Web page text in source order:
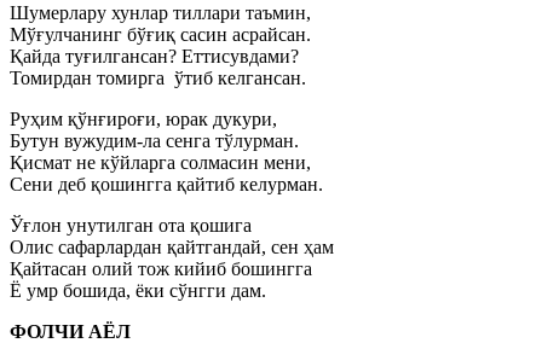
Шумерлару хунлар тиллари таъмин,
Мўғулчанинг бўғиқ сасин асрайсан.
Қайда туғилгансан? Еттисувдами?
Томирдан томирга ўтиб келгансан.
Руҳим қўнғироғи, юрак дукури,
Бутун вужудим-ла сенга тўлурман.
Қисмат не кўйларга солмасин мени,
Сени деб қошингга қайтиб келурман.
Ўғлон унутилган ота қошига
Олис сафарлардан қайтгандай, сен ҳам
Қайтасан олий тож кийиб бошингга
Ё умр бошида, ёки сўнгги дам.
ФОЛЧИ АЁЛ